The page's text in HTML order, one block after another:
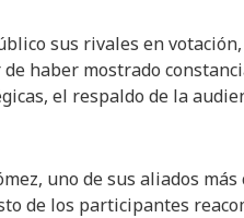
sus rivales en
haber mostrado
el respaldo de la
uno de sus aliados más
de los participantes